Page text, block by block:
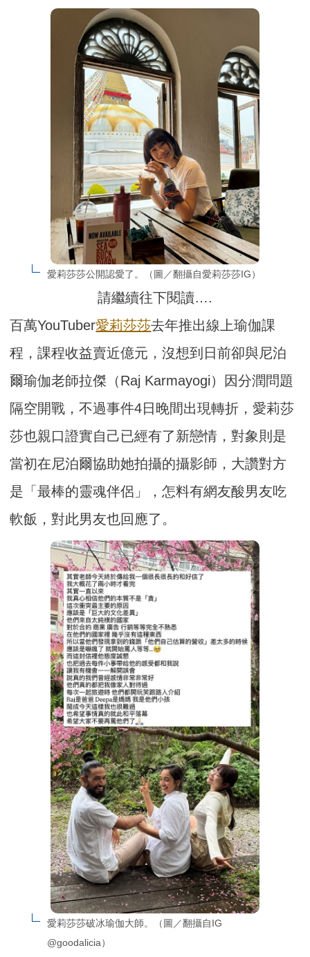
愛莉莎莎公開認愛了。（圖／翻攝自愛莉莎莎IG）
請繼續往下閱讀….
百萬YouTuber愛莉莎莎去年推出線上瑜伽課
程，課程收益賣近億元，沒想到日前卻與尼泊
爾瑜伽老師拉傑（Raj Karmayogi）因分潤問題
隔空開戰，不過事件4日晚間出現轉折，愛莉莎
莎也親口證實自己已經有了新戀情，對象則是
當初在尼泊爾協助她拍攝的攝影師，大讚對方
是「最棒的靈魂伴侶」，怎料有網友酸男友吃
軟飯，對此男友也回應了。
愛莉莎莎破冰瑜伽大師。（圖／翻攝自IG
@goodalicia）